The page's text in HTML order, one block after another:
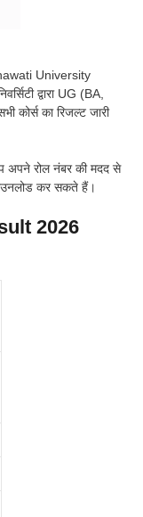
University
द्वारा UG (BA,
का रिजल्ट जारी
अपने रोल नंबर की मदद से
कर सकते हैं।
2026